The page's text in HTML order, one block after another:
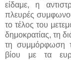
είδαμε, η
πλευρές
το τέλος του
δημοκρατίας, τη
τη συμμόρφωση
βίου με τα